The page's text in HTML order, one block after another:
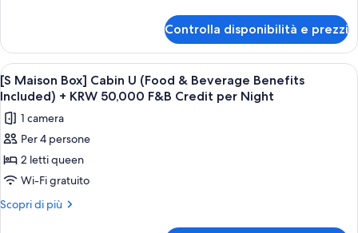
OFF+F&B
Credit
50,000KRW/night
MasionBox]
CABIN
B
10%
Credit
50,000KRW/night
Controlla disponibilità e prezzi
Apri
tutte
le
foto
per
[S
Maison
Box]
Un tavolo rotondo con due piatti di
1
[S Maison Box] Cabin U (Food & Beverage Benefits
Included) + KRW 50,000 F&B Credit per Night
1 camera
Per 4 persone
2 letti queen
Wi-Fi gratuito
Scopri di più
Altri